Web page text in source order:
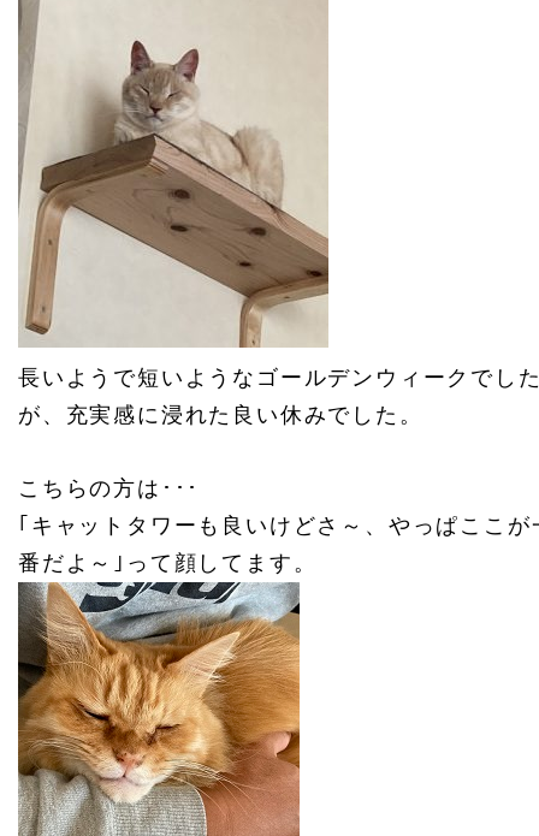
長いようで短いようなゴールデンウィークでし
が、充実感に浸れた良い休みでした。
こちらの方は･･･
｢キャットタワーも良いけどさ～、やっぱここが
番だよ～｣って顔してます。